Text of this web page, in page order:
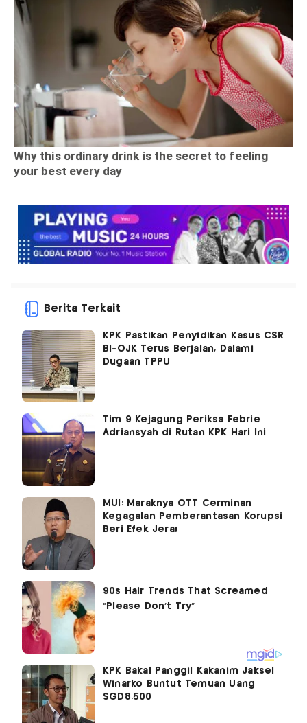
Berita Terkait
KPK Pastikan Penyidikan Kasus CSR
BI-OJK Terus Berjalan, Dalami
Dugaan TPPU
Tim 9 Kejagung Periksa Febrie
Adriansyah di Rutan KPK Hari Ini
MUI: Maraknya OTT Cerminan
Kegagalan Pemberantasan Korupsi
Beri Efek Jera!
KPK Bakal Panggil Kakanim Jaksel
Winarko Buntut Temuan Uang
SGD8.500